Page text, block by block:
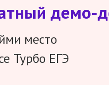
демо-
место
Турбо ЕГЭ